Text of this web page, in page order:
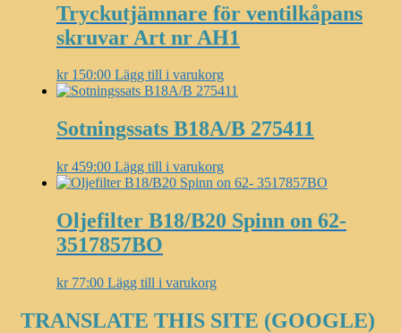
Tryckutjämnare för ventilkåpans
skruvar Art nr AH1
kr150:00 Lägg till i varukorg
Sotningssats B18A/B 275411
kr459:00 Lägg till i varukorg
Oljefilter B18/B20 Spinn on 62-
3517857BO
kr77:00 Lägg till i varukorg
TRANSLATE THIS SITE (GOOGLE)